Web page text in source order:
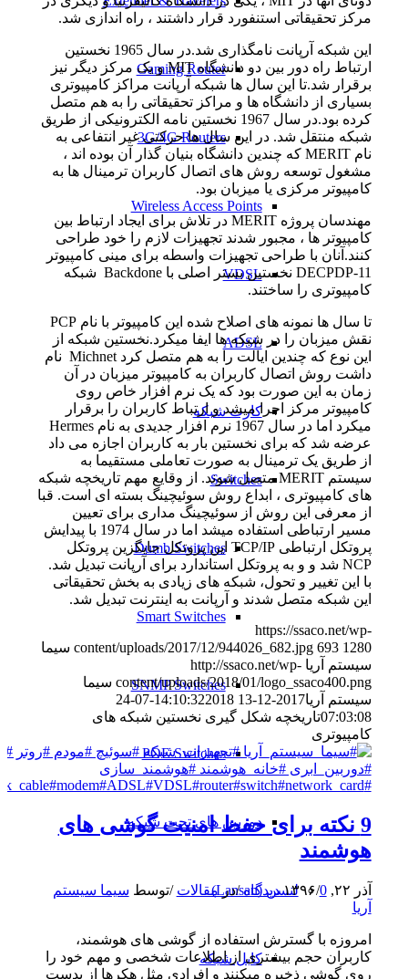
Gaming Router
3G/4G Routers
Wireless Access Points
VDSL
ADSL
کارت شبکه
Switches
Dumb Switches
Smart Switches
SNMP Switches
POE Switches
دوربین های تحت شبکه
لنسن (Lansan)
کابل شبکه
مرکز تحقیقاتی استنفورد قرار داشتند ، راه اندازی شد.
این شبکه آرپانت نامگذاری شد.در سال 1965 نخستین
ارتباط راه دور بین دو دانشگاه MIT و یک مرکز دیگر نیز
برقرار شد.تا این سال ها شبکه آرپانت مراکز کامپیوتری
بسیاری از دانشگاه ها و مراکز تحقیقاتی را به هم متصل
کرده بود.در سال 1967 نخستین نامه الکترونیکی از طریق
شبکه منتقل شد. در این سال ها حرکتی غیر انتفاعی به
نام MERIT که چندین دانشگاه بنیان گذار آن بوده اند ،
مشغول توسعه روش های اتصال کاربران ترمینال ها به
کامپیوتر مرکزی یا میزبان بود.
مهندسان پروژه MERIT در تلاش برای ایجاد ارتباط بین
کامپیوتر ها ، مجبور شدند تجهیزات لازم را خود طراحی
کنند.آنان با طراحی تجهیزات واسطه برای مینی کامپیوتر
DECPDP-11 نخستین بستر اصلی با Backdone شبکه
کامپیوتری را ساختند.
تا سال ها نمونه های اصلاح شده این کامپیوتر با نام PCP
نقش میزبان را در شبکه ها ایفا میکرد.نخستین شبکه از
این نوع که چندین ایالت را به هم متصل کرد Michnet نام
داشت روش اتصال کاربران به کامپیوتر میزبان در آن
زمان به این صورت بود که یک نرم افزار خاص روی
کامپیوتر مرکز اجرا میشد و ارتباط کاربران را برقرار
میکرد اما در سال 1967 نرم افزار جدیدی به نام Hermes
عرضه شد که برای نخستین بار به کاربران اجازه می داد
از طریق یک ترمینال به صورت تعاملی مستقیما به
سیستم MERIT متصل شوند. از وقایع مهم تاریخچه شبکه
های کامپیوتری ، ابداع روش سوئیچینگ بسته ای است. قبا
از معرفی این روش از سوئیچینگ مداری برای تعیین
مسیر ارتباطی استفاده میشد اما در سال 1974 با پیدایش
پروتکل ارتباطی TCP/IP این پروتکل جایگزین پروتکل
NCP شد و و به پروتکل استاندارد برای آرپانت تبدیل شد.
با این تغییر و تحول، شبکه های زیادی به بخش تحقیقاتی
این شبکه متصل شدند و آرپانت به اینترنت تبدیل شد.
https://ssaco.net/wp-
content/uploads/2017/12/944026_682.jpg 693 1280
سیما
سیستم آریا http://ssaco.net/wp-
content/uploads/2018/01/logo_ssaco400.png سیما
سیستم آریا2017-12-13 14:10:32
2018-07-24
07:03:08تاریخچه شکل گیری نخستین شبکه های
کامپیوتری
9 نکته برای حفظ امنیت گوشی های
هوشمند
آذر ۲۲, ۱۳۹۶ /0 دیدگاه /درمقالات /توسط سیما سیستم
آریا
امروزه با گسترش استفاده از گوشی های هوشمند،
کاربران حجم بیشتری از اطلاعات شخصی و مهم خود را
روی گوشی ذخیره میکنند و افرادی مثل هکرها از بدست